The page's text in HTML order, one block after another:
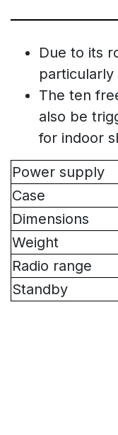
Due to its
The ten
also be
for indoor
Power supply
Case
Dimensions
Weight
Radio range
Standby